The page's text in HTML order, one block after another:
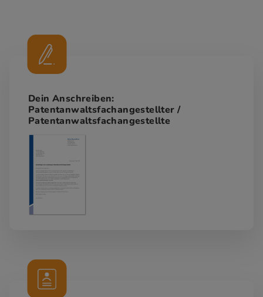
Dein Anschreiben:
Patentanwaltsfachangestellter /
Patentanwaltsfachangestellte